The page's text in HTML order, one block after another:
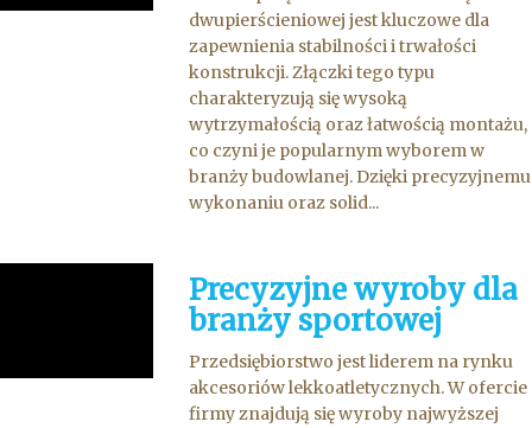
dwupierścieniowej jest kluczowe dla
zapewnienia stabilności i trwałości
konstrukcji. Złączki tego typu
charakteryzują się wysoką
wytrzymałością oraz łatwością montażu,
co czyni je popularnym wyborem w
branży budowlanej. Dzięki precyzyjnemu
wykonaniu oraz solid...
Precyzyjne wyroby dla
branży sportowej
Przedsiębiorstwo jest liderem na rynku
akcesoriów lekkoatletycznych. W ofercie
firmy znajdują się wyroby najwyższej